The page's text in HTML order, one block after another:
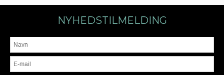
NYHEDSTILMELDING